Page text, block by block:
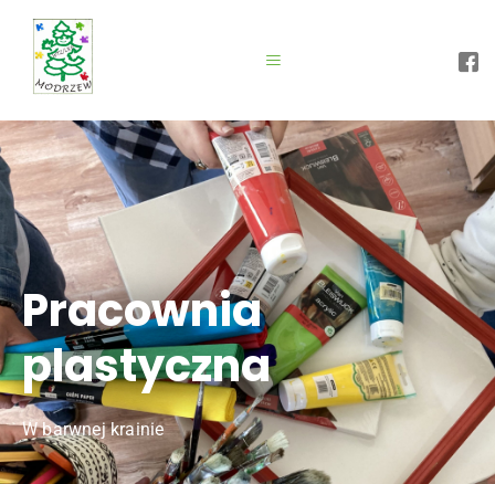
Pracownia
plastyczna
W barwnej krainie